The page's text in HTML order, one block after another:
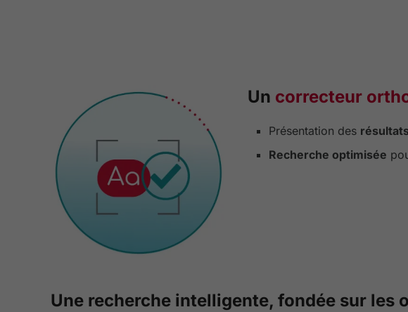
Un correcteur
Présentation des
Recherche optimisée
Une recherche intelligente, fondée sur les